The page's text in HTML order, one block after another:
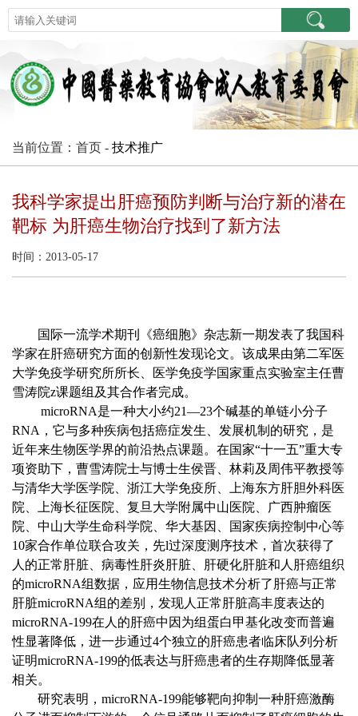
当前位置：首页 - 技术推广
我科学家提出肝癌预防判断与治疗新的潜在
靶标 为肝癌生物治疗找到了新方法
时间：2013-05-17
国际一流学术期刊《癌细胞》杂志新一期发表了我国科
学家在肝癌研究方面的创新性发现论文。该成果由第二军医
大学免疫学研究所所长、医学免疫学国家重点实验室主任曹
雪涛院z课题组及其合作者完成。
microRNA是一种大小约21—23个碱基的单链小分子
RNA，它与多种疾病包括癌症发生、发展机制的研究，是
近年来生物医学界的前沿热点课题。在国家“十一五”重大专
项资助下，曹雪涛院士与博士生侯晋、林莉及周伟平教授等
与清华大学医学院、浙江大学免疫所、上海东方肝胆外科医
院、上海长征医院、复旦大学附属中山医院、广西肿瘤医
院、中山大学生命科学院、华大基因、国家疾病控制中心等
10家合作单位联合攻关，先l过深度测序技术，首次获得了
人的正常肝脏、病毒性肝炎肝脏、肝硬化肝脏和人肝癌组织
的microRNA组数据，应用生物信息技术分析了肝癌与正常
肝脏microRNA组的差别，发现人正常肝脏高丰度表达的
microRNA-199在人的肝癌中因为组蛋白甲基化改变而普遍
性显著降低，进一步通过4个独立的肝癌患者临床队列分析
证明microRNA-199的低表达与肝癌患者的生存期降低显著
相关。
研究表明，microRNA-199能够靶向抑制一种肝癌激酶